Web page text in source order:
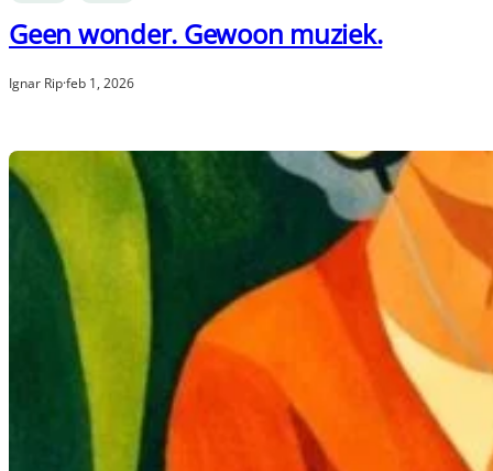
Geen wonder. Gewoon muziek.
Ignar Rip·feb 1, 2026